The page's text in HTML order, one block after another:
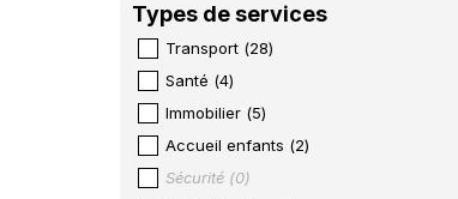
Types de services
Transport (28)
Santé (4)
Immobilier (5)
Accueil enfants (2)
Sécurité (0)